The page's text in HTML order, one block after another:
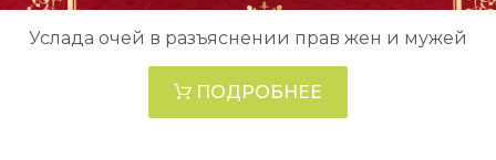
Услада очей в разъяснении прав жен и мужей
ПОДРОБНЕЕ